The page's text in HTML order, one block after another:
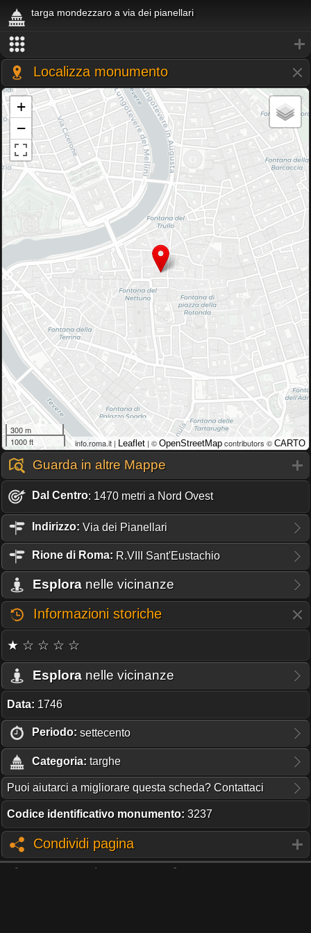
targa mondezzaro a via dei pianellari
Localizza monumento
+
−
300 m
1000 ft
info.roma.it | Leaflet | © OpenStreetMap contributors © CARTO
Guarda in altre Mappe
Dal Centro: 1470 metri a Nord Ovest
Indirizzo: Via dei Pianellari
Rione di Roma: R.VIII Sant'Eustachio
Esplora nelle vicinanze
Informazioni storiche
★ ☆ ☆ ☆ ☆
Esplora nelle vicinanze
Data: 1746
Periodo: settecento
Categoria: targhe
Puoi aiutarci a migliorare questa scheda? Contattaci
Codice identificativo monumento: 3237
Condividi pagina